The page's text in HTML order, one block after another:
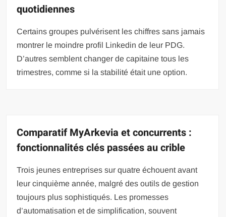
quotidiennes
Certains groupes pulvérisent les chiffres sans jamais
montrer le moindre profil Linkedin de leur PDG.
D’autres semblent changer de capitaine tous les
trimestres, comme si la stabilité était une option.
Comparatif MyArkevia et concurrents :
fonctionnalités clés passées au crible
Trois jeunes entreprises sur quatre échouent avant
leur cinquième année, malgré des outils de gestion
toujours plus sophistiqués. Les promesses
d’automatisation et de simplification, souvent